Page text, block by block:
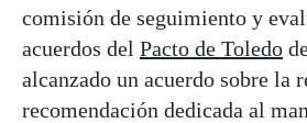
comisión de seguimiento y
acuerdos del Pacto de Toledo
alcanzado un acuerdo sobre la
recomendación dedicada al